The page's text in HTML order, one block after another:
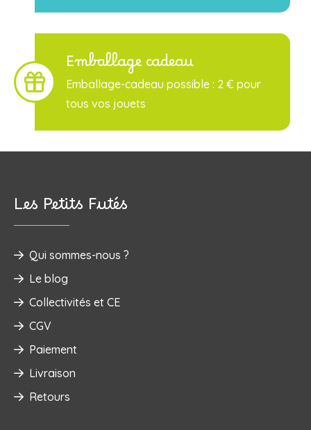
Emballage cadeau
Emballage-cadeau possible : 2 € pour
tous vos jouets
Les Petits Futés
Qui sommes-nous ?
Le blog
Collectivités et CE
CGV
Paiement
Livraison
Retours